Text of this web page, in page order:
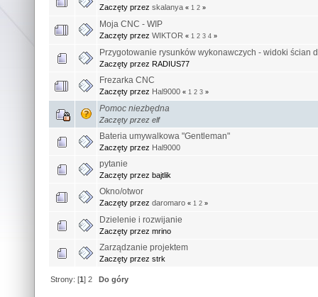
Zaczęty przez skalanya « 1 2 »
Moja CNC - WIP
Zaczęty przez WIKTOR « 1 2 3 4 »
Przygotowanie rysunków wykonawczych - widoki ścian
Zaczęty przez RADIUS77
Frezarka CNC
Zaczęty przez Hal9000 « 1 2 3 »
Pomoc niezbędna
Zaczęty przez elf
Bateria umywalkowa "Gentleman"
Zaczęty przez Hal9000
pytanie
Zaczęty przez bajtlik
Okno/otwor
Zaczęty przez daromaro « 1 2 »
Dzielenie i rozwijanie
Zaczęty przez mrino
Zarządzanie projektem
Zaczęty przez strk
Strony: [1]2 Do góry